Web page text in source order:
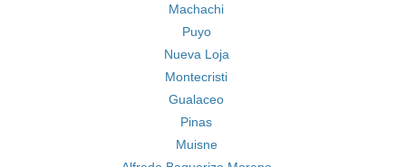
Machachi
Puyo
Nueva Loja
Montecristi
Gualaceo
Pinas
Muisne